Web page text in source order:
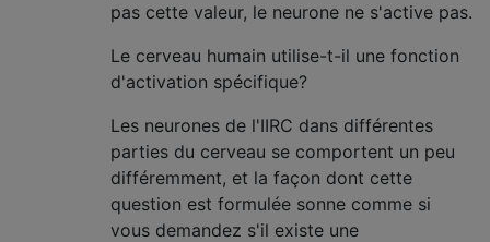
pas cette valeur, le neurone ne s'active pas.
Le cerveau humain utilise-t-il une fonction
d'activation spécifique?
Les neurones de l'IIRC dans différentes
parties du cerveau se comportent un peu
différemment, et la façon dont cette
question est formulée sonne comme si
vous demandez s'il existe une